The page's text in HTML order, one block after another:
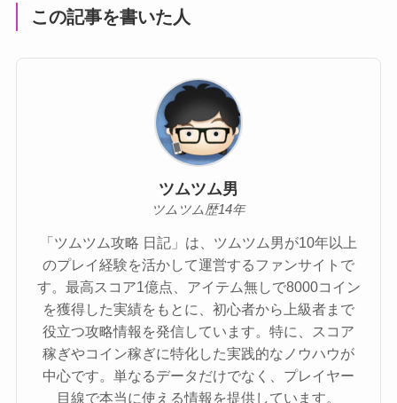
この記事を書いた人
ツムツム男
ツムツム歴14年
「ツムツム攻略 日記」は、ツムツム男が10年以上
のプレイ経験を活かして運営するファンサイトで
す。最高スコア1億点、アイテム無しで8000コイン
を獲得した実績をもとに、初心者から上級者まで
役立つ攻略情報を発信しています。特に、スコア
稼ぎやコイン稼ぎに特化した実践的なノウハウが
中心です。単なるデータだけでなく、プレイヤー
目線で本当に使える情報を提供しています。